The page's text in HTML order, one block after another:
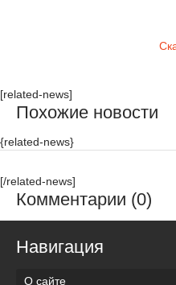
[related-news]
Похожие новости
{related-news}
[/related-news]
Комментарии (0)
Навигация
О сайте